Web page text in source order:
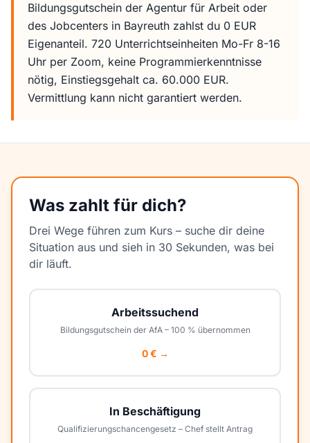
Bildungsgutschein der Agentur für Arbeit oder
des Jobcenters in Bayreuth zahlst du 0 EUR
Eigenanteil. 720 Unterrichtseinheiten Mo-Fr 8-16
Uhr per Zoom, keine Programmierkenntnisse
nötig, Einstiegsgehalt ca. 60.000 EUR.
Vermittlung kann nicht garantiert werden.
Was zahlt für dich?
Drei Wege führen zum Kurs – suche dir deine
Situation aus und sieh in 30 Sekunden, was bei
dir läuft.
Arbeitssuchend
Bildungsgutschein der AfA – 100 % übernommen
0 € →
In Beschäftigung
Qualifizierungschancengesetz – Chef stellt Antrag